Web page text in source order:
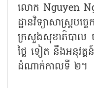
លោក Nguyen
ដ្ឋានវិទ្យាសាស្ត្រប
ក្រសួងសុខាភិបាល
ថ្ងៃ ទៀត នឹងអនុវត្
ដំណាក់កាលទី ២។